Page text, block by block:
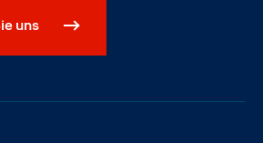
uns